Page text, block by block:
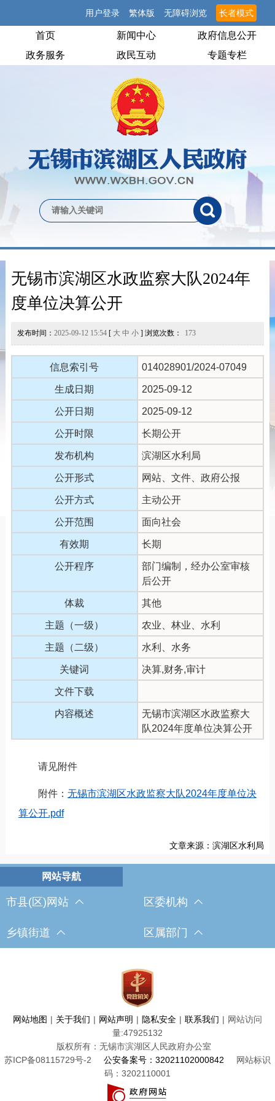
用户登录 繁体版 无障碍浏览 长者模式
首页 新闻中心
政府信息公开
政务服务
政民互动 专题专栏
无锡市滨湖区水政监察大队2024年
度单位决算公开
发布时间： 2025-09-12 15:54[ 大 中 小] 浏览次数： 173
信息索引号 014028901/2024-07049
生成日期 2025-09-12
公开日期 2025-09-12
公开时限 长期公开
发布机构 滨湖区水利局
公开形式 网站、文件、政府公报
公开方式 主动公开
公开范围 面向社会
有效期 长期
公开程序
部门编制，经办公室审核
后公开
体裁 其他
主题（一级） 农业、林业、水利
主题（二级） 水利、水务
关键词 决算,财务,审计
文件下载
内容概述
无锡市滨湖区水政监察大
队2024年度单位决算公开
请见附件
附件： 无锡市滨湖区水政监察大队2024年度单位决
算公开.pdf
文章来源：滨湖区水利局
市县(区)网站 区委机构
乡镇街道 区属部门
网站地图 | 关于我们 | 网站声明 | 隐私安全 | 联系我们 | 网站访问
量:47925132
版权所有：无锡市滨湖区人民政府办公室
苏ICP备08115729号-2
公安备案号：32021102000842
网站标识
码：3202110001